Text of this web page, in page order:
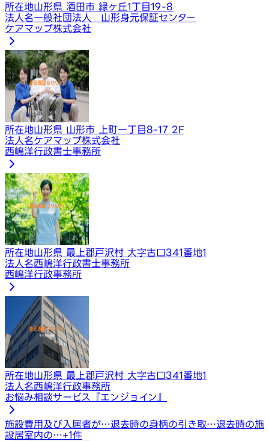
所在地山形県 酒田市 緑ヶ丘1丁目19-8
法人名一般社団法人 山形身元保証センター
​ケアマップ株式会社
所在地山形県 山形市 上町一丁目8-17 2F
法人名​ケアマップ株式会社
西嶋洋行政書士事務所
所在地山形県 最上郡戸沢村 大字古口341番地1
法人名西嶋洋行政書士事務所
西嶋洋行政事務所
所在地山形県 最上郡戸沢村 大字古口341番地1
法人名西嶋洋行政事務所
お悩み相談サービス『エンジョイン』
施設費用及び入居者が…退去時の身柄の引き取…退去時の施
設居室内の…+1件